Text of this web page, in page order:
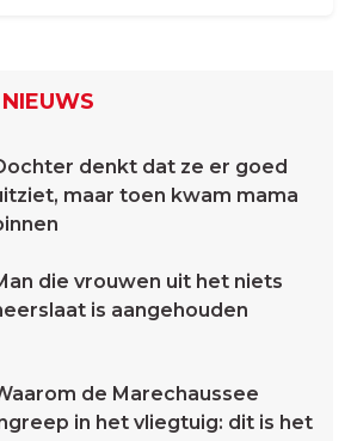
denkt dat ze er goed
maar toen kwam mama
die vrouwen uit het niets
is aangehouden
de Marechaussee
in het vliegtuig: dit is het